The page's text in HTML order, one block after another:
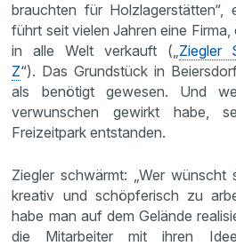
brauchten für Holzlagerstätten“,
führt seit vielen Jahren eine
in alle Welt verkauft („Ziegler
Z“). Das Grundstück in
als benötigt gewesen. Und
verwunschen gewirkt habe,
Freizeitpark entstanden.
Ziegler schwärmt: „Wer wünscht
kreativ und schöpferisch zu
habe man auf dem Gelände
die Mitarbeiter mit ihren